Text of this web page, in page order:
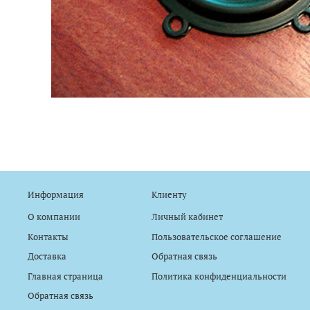
Информация
О компании
Контакты
Доставка
Главная страница
Обратная связь
Клиенту
Личный кабинет
Пользовательское соглашение
Обратная связь
Политика конфиденциальности